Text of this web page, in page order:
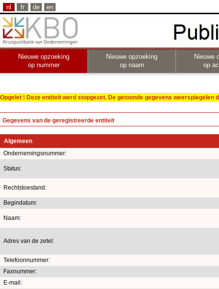
nl fr de en
Nieuwe opzoeking
op nummer
Nieuwe opzoeking
op naam
Nieuwe
op
Opgelet ! Deze entiteit werd stopgezet. De getoonde gegevens
Gegevens van de geregistreerde entiteit
Algemeen
Ondernemingsnummer:
Status:
Rechtstoestand:
Begindatum:
Naam:
Adres van de zetel:
Telefoonnummer:
Faxnummer:
E-mail: